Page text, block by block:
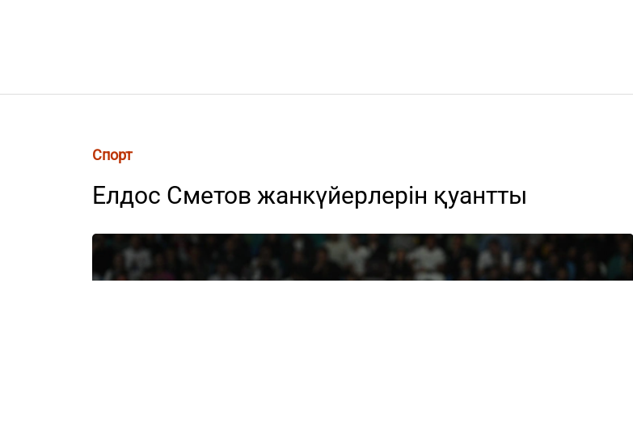
Спорт
Елдос Сметов жанкүйерлерін қуантты